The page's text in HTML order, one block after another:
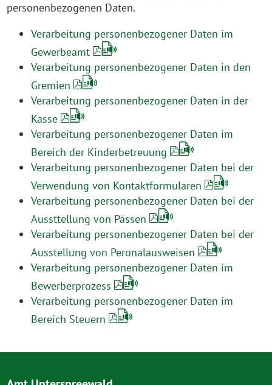
personenbezogenen Daten.
Verarbeitung personenbezogener Daten im
Gewerbeamt
Verarbeitung personenbezogener Daten in den
Gremien
Verarbeitung personenbezogener Daten in der
Kasse
Verarbeitung personenbezogener Daten im
Bereich der Kinderbetreuung
Verarbeitung personenbezogener Daten bei der
Verwendung von Kontaktformularen
Verarbeitung personenbezogener Daten bei der
Aussttellung von Pässen
Verarbeitung personenbezogener Daten bei der
Ausstellung von Peronalausweisen
Verarbeitung personenbezogener Daten im
Bewerberprozess
Verarbeitung personenbezogener Daten im
Bereich Steuern